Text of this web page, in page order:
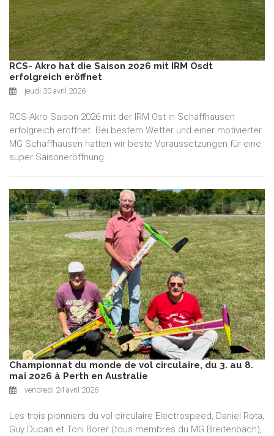
RCS- Akro hat die Saison 2026 mit IRM Osdt
erfolgreich eröffnet
jeudi 30 avril 2026
RCS-Akro Saison 2026 mit der IRM Ost in Schaffhausen
erfolgreich eröffnet. Bei bestem Wetter und einer motivierter
MG Schaffhausen hatten wir beste Voraussetzungen für eine
super Saisoneröffnung.
Championnat du monde de vol circulaire, du 3. au 8.
mai 2026 à Perth en Australie
vendredi 24 avril 2026
Les trois pionniers du vol circulaire Electrospeed, Daniel Rota,
Guy Ducas et Toni Borer (tous membres du MG Breitenbach),